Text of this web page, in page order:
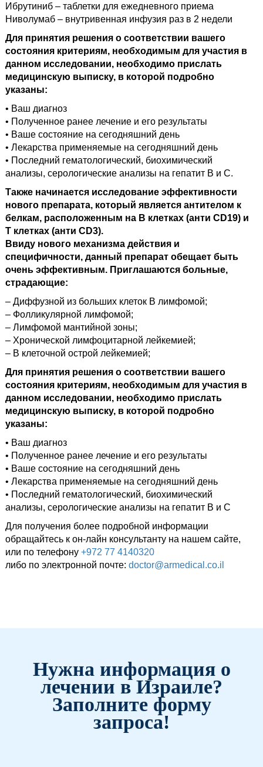
Ибрутиниб – таблетки для ежедневного приема
Ниволумаб – внутривенная инфузия раз в 2 недели
Для принятия решения о соответствии вашего
состояния критериям, необходимым для участия в
данном исследовании, необходимо прислать
медицинскую выписку, в которой подробно
указаны:
• Ваш диагноз
• Полученное ранее лечение и его результаты
• Ваше состояние на сегодняшний день
• Лекарства применяемые на сегодняшний день
• Последний гематологический, биохимический
анализы, серологические анализы на гепатит В и С.
Также начинается исследование эффективности
нового препарата, который является антителом к
белкам, расположенным на В клетках (анти CD19) и
Т клетках (анти CD3).
Ввиду нового механизма действия и
специфичности, данный препарат обещает быть
очень эффективным. Приглашаются больные,
страдающие:
– Диффузной из больших клеток В лимфомой;
– Фолликулярной лимфомой;
– Лимфомой мантийной зоны;
– Хронической лимфоцитарной лейкемией;
– В клеточной острой лейкемией;
Для принятия решения о соответствии вашего
состояния критериям, необходимым для участия в
данном исследовании, необходимо прислать
медицинскую выписку, в которой подробно
указаны:
• Ваш диагноз
• Полученное ранее лечение и его результаты
• Ваше состояние на сегодняшний день
• Лекарства применяемые на сегодняшний день
• Последний гематологический, биохимический
анализы, серологические анализы на гепатит В и С
Для получения более подробной информации
обращайтесь к он-лайн консультанту на нашем сайте,
или по телефону +972 77 4140320
либо по электронной почте: doctor@armedical.co.il
Нужна информация о
лечении в Израиле?
Заполните форму
запроса!